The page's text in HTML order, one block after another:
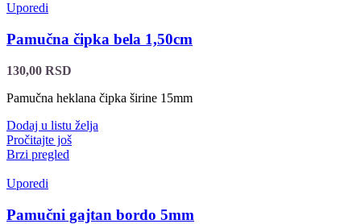
Uporedi
Pamučna čipka bela 1,50cm
130,00 RSD
Pamučna heklana čipka širine 15mm
Dodaj u listu želja
Pročitajte još
Brzi pregled
Uporedi
Pamučni gajtan bordo 5mm